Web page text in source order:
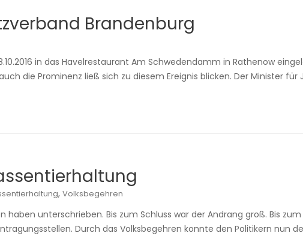
Brandenburg
in das Havelrestaurant Am Schwedendamm in Rathenow
die Prominenz ließ sich zu diesem Ereignis blicken. Der Minister für
, Volksbegehren
haben unterschrieben. Bis zum Schluss war der Andrang groß. Bis
Durch das Volksbegehren konnte den Politikern nun